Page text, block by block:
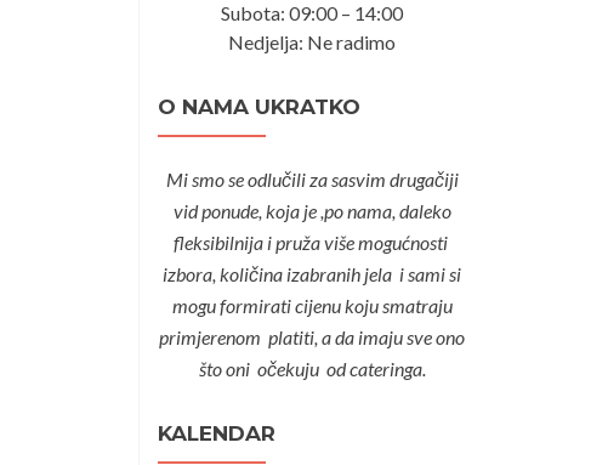
Subota: 09:00 – 14:00
Nedjelja: Ne radimo
O NAMA UKRATKO
Mi smo se odlučili za sasvim drugačiji
vid ponude, koja je ,po nama, daleko
fleksibilnija i pruža više mogućnosti
izbora, količina izabranih jela i sami si
mogu formirati cijenu koju smatraju
primjerenom platiti, a da imaju sve ono
što oni očekuju od cateringa.
KALENDAR